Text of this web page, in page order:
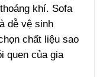
khí. Sofa
dễ vệ sinh
chất liệu sao
quen của gia